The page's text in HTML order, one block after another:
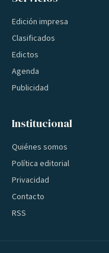
Edición impresa
Clasificados
Edictos
Agenda
Publicidad
Institucional
Quiénes somos
Política editorial
Privacidad
Contacto
RSS